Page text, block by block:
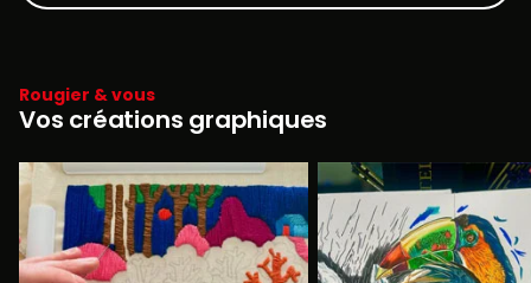
Rougier & vous
Vos créations graphiques